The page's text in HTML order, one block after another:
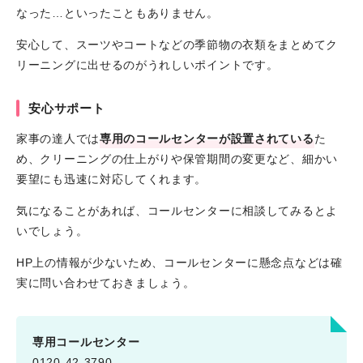
なった…といったこともありません。
安心して、スーツやコートなどの季節物の衣類をまとめてク
リーニングに出せるのがうれしいポイントです。
安心サポート
家事の達人では専用のコールセンターが設置されているた
め、クリーニングの仕上がりや保管期間の変更など、細かい
要望にも迅速に対応してくれます。
気になることがあれば、コールセンターに相談してみるとよ
いでしょう。
HP上の情報が少ないため、コールセンターに懸念点などは確
実に問い合わせておきましょう。
専用コールセンター